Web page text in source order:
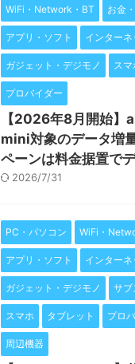
WiFi・Network・BT お金
アプリ・ソフト インターネ
ガジェット・デジモノ スマ
プロバイダー
【2026年8月開始】
mini対象のデータ増
ペーンは料金据置で
2026/7/31
PC・パソコン WiFi・
アプリ・ソフト インターネ
ガジェット・デジモノ サブ
スマホ タブレット プロ
周辺機器